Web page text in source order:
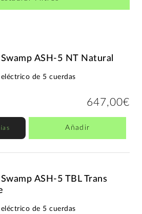
ASH-5 NT Natural
eléctrico de 5 cuerdas
647,00€
Añadir
ASH-5 TBL Trans
eléctrico de 5 cuerdas